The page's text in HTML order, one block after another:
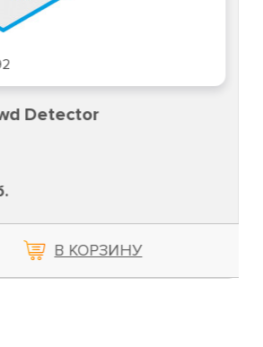
Detector
В КОРЗИНУ